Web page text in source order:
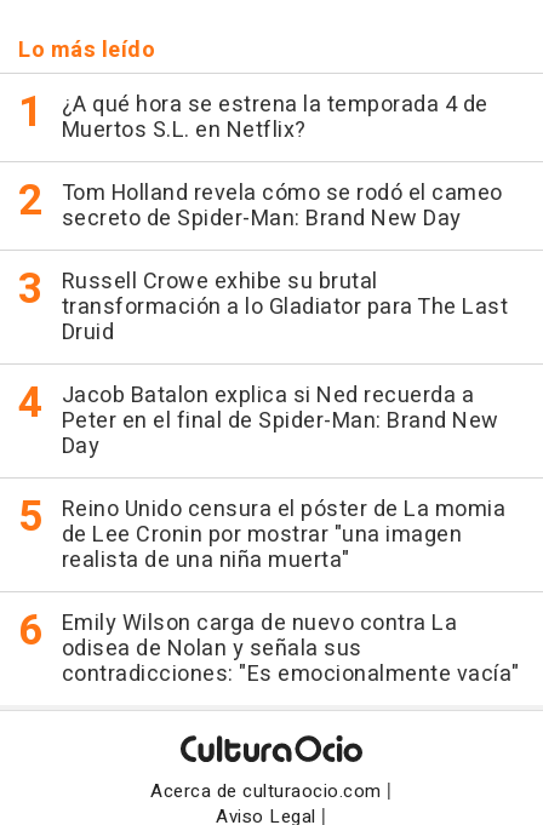
Lo más leído
¿A qué hora se estrena la temporada 4 de
Muertos S.L. en Netflix?
Tom Holland revela cómo se rodó el cameo
secreto de Spider-Man: Brand New Day
Russell Crowe exhibe su brutal
transformación a lo Gladiator para The Last
Druid
Jacob Batalon explica si Ned recuerda a
Peter en el final de Spider-Man: Brand New
Day
Reino Unido censura el póster de La momia
de Lee Cronin por mostrar "una imagen
realista de una niña muerta"
Emily Wilson carga de nuevo contra La
odisea de Nolan y señala sus
contradicciones: "Es emocionalmente vacía"
Acerca de culturaocio.com |
Aviso Legal |